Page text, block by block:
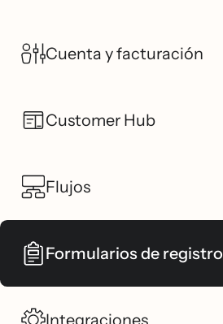
Cuenta y facturación
Customer Hub
Flujos
Formularios de registro
Integraciones